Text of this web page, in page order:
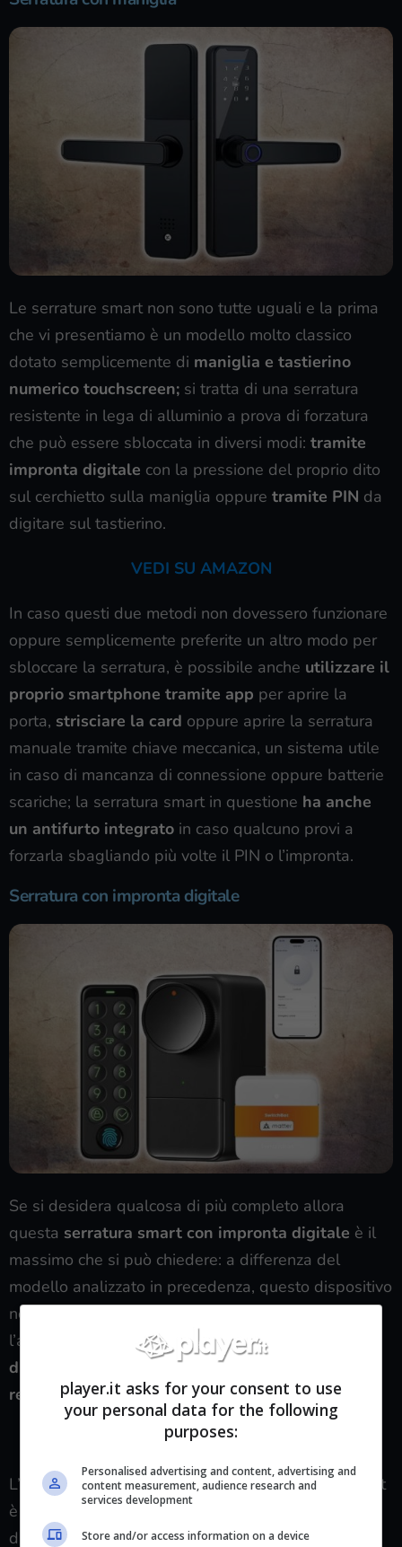
Le serrature smart non sono tutte uguali e la prima
che vi presentiamo è un modello molto classico
dotato semplicemente di maniglia e tastierino
numerico touchscreen; si tratta di una serratura
resistente in lega di alluminio a prova di forzatura
che può essere sbloccata in diversi modi: tramite
impronta digitale con la pressione del proprio dito
sul cerchietto sulla maniglia oppure tramite PIN da
digitare sul tastierino.
VEDI SU AMAZON
In caso questi due metodi non dovessero funzionare
oppure semplicemente preferite un altro modo per
sbloccare la serratura, è possibile anche utilizzare il
proprio smartphone tramite app per aprire la
porta, strisciare la card oppure aprire la serratura
manuale tramite chiave meccanica, un sistema utile
in caso di mancanza di connessione oppure batterie
scariche; la serratura smart in questione ha anche
un antifurto integrato in caso qualcuno provi a
forzarla sbagliando più volte il PIN o l’impronta.
Serratura con impronta digitale
Se si desidera qualcosa di più completo allora
questa serratura smart con impronta digitale è il
massimo che si può chiedere: a differenza del
modello analizzato in precedenza, questo dispositivo
non è dotato di maniglia, ma presenta un pad per
l’apertura
tramite impronta digitale che permette
di essere preciso fino al 98%
registrare oltre 100 identità.
VEDI SU AMAZON
L’aspetto più interessante di questa serratura smart
è il fatto che si può sbloccare davvero in tanti modi
diversi a seconda delle esigenze: oltre all’impronta
player.it asks for your consent to use
your personal data for the following
purposes:
Personalised advertising and content, advertising and
content measurement, audience research and
services development
Store and/or access information on a device